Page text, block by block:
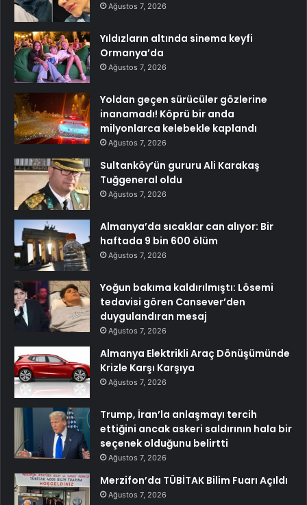
Ağustos 7, 2026
Yıldızların altında sinema keyfi
Ormanya’da
Ağustos 7, 2026
Yoldan geçen sürücüler gözlerine
inanamadı! Köprü bir anda
milyonlarca kelebekle kaplandı
Ağustos 7, 2026
Sultanköy’ün gururu Ali Karakaş
Tuğgeneral oldu
Ağustos 7, 2026
Almanya’da sıcaklar can alıyor: Bir
haftada 9 bin 600 ölüm
Ağustos 7, 2026
Yoğun bakıma kaldırılmıştı: Lösemi
tedavisi gören Cansever’den
duygulandıran mesaj
Ağustos 7, 2026
Almanya Elektrikli Araç Dönüşümünde
Krizle Karşı Karşıya
Ağustos 7, 2026
Trump, İran’la anlaşmayı tercih
ettiğini ancak askeri saldırının hala bir
seçenek olduğunu belirtti
Ağustos 7, 2026
Merzifon’da TÜBİTAK Bilim Fuarı Açıldı
Ağustos 7, 2026